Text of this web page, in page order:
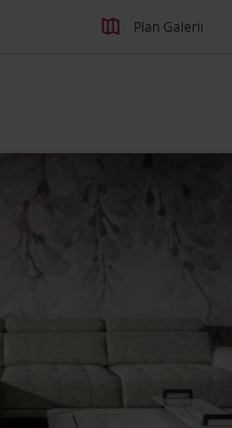
Plan Galerii